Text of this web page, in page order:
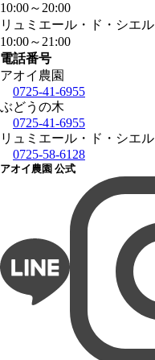
10:00～ 20:00
リュミエール・ド・シエル
10:00～ 21:00
電話番号
アオイ農園
0725-41-6955
ぶどうの木
0725-41-6955
リュミエール・ド・シエル
0725-58-6128
アオイ農園 公式